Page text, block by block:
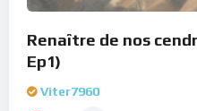
Renaître de nos
Ep1)
Viter7960